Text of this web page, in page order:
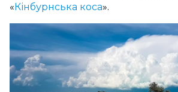
«Кінбурнська коса».